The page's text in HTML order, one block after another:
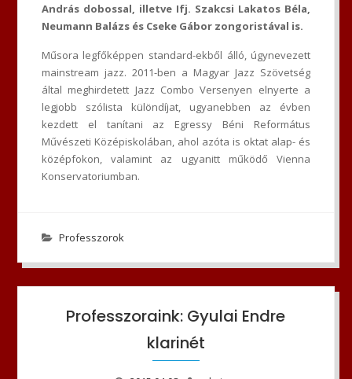
András dobossal, illetve Ifj. Szakcsi Lakatos Béla,
Neumann Balázs és Cseke Gábor zongoristával is.
Műsora legfőképpen standard-ekből álló, úgynevezett
mainstream jazz. 2011-ben a Magyar Jazz Szövetség
által meghirdetett Jazz Combo Versenyen elnyerte a
legjobb szólista különdíjat, ugyanebben az évben
kezdett el tanítani az Egressy Béni Református
Művészeti Középiskolában, ahol azóta is oktat alap- és
középfokon, valamint az ugyanitt működő Vienna
Konservatoriumban.
Professzorok
Professzoraink: Gyulai Endre
klarinét